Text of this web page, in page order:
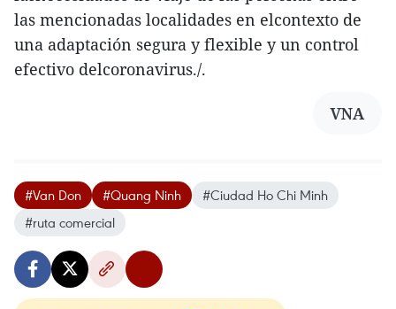
las mencionadas localidades en elcontexto de
una adaptación segura y flexible y un control
efectivo delcoronavirus./.
VNA
#Van Don #Quang Ninh
#Ciudad Ho Chi Minh
#ruta comercial